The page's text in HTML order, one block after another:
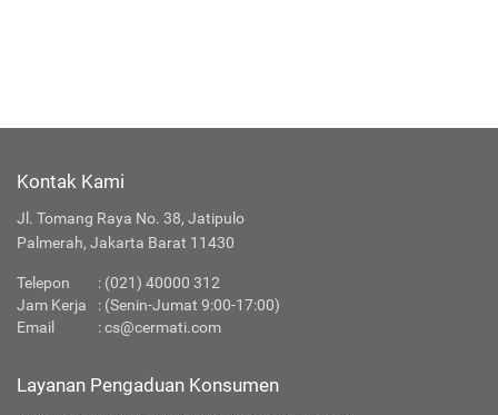
Kontak Kami
Jl. Tomang Raya No. 38, Jatipulo
Palmerah, Jakarta Barat 11430
Telepon : (021) 40000 312
Jam Kerja
: (Senin-Jumat 9:00-17:00)
Email
:cs@cermati.com
Layanan Pengaduan Konsumen